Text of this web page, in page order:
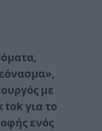
με
tok για το
ενός